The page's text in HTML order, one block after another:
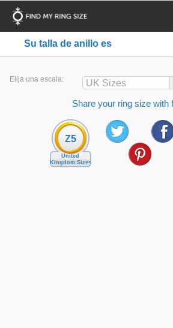
Su talla de anillo es
Elija una escala: UK Sizes
Share your ring size with
Z5
United
Kingdom Sizes